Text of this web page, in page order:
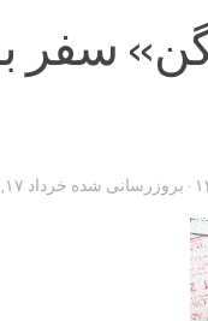
سفر به
· بروزرسانی شده خرداد ۱۷, ۱۳۹۸